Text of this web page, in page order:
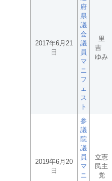
2017年6月21
日
府
県
議
会
議
員
マ
ニ
フ
ェ
ス
ト
里
吉
ゆみ
2019年6月20
日
参
議
院
議
員
マ
ニ
立憲
民主
党